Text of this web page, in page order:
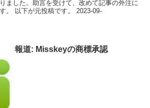
ました。助言を受けて、改めて記事の外注に
。 以下が元投稿です。 2023-09-
報道: Misskeyの商標承認